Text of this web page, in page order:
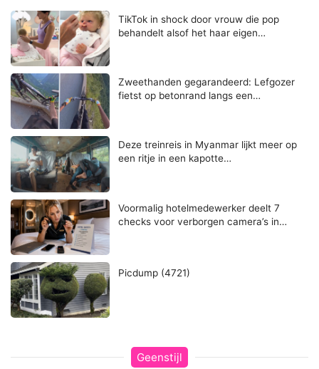
TikTok in shock door vrouw die pop
behandelt alsof het haar eigen…
Zweethanden gegarandeerd: Lefgozer
fietst op betonrand langs een…
Deze treinreis in Myanmar lijkt meer op
een ritje in een kapotte…
Voormalig hotelmedewerker deelt 7
checks voor verborgen camera’s in…
Picdump (4721)
Geenstijl